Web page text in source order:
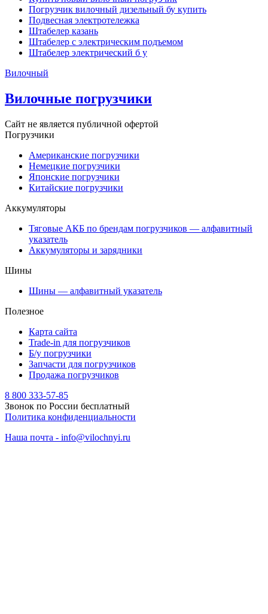
Погрузчик вилочный дизельный бу купить
Подвесная электротележка
Штабелер казань
Штабелер с электрическим подъемом
Штабелер электрический б у
Вилочный
Вилочные погрузчики
Сайт не является публичной офертой
Погрузчики
Американские погрузчики
Немецкие погрузчики
Японские погрузчики
Китайские погрузчики
Аккумуляторы
Тяговые АКБ по брендам погрузчиков — алфавитный
указатель
Аккумуляторы и зарядники
Шины
Шины — алфавитный указатель
Полезное
Карта сайта
Trade-in для погрузчиков
Б/у погрузчики
Запчасти для погрузчиков
Продажа погрузчиков
8 800 333-57-85
Звонок по России бесплатный
Политика конфиденциальности
Наша почта - info@vilochnyi.ru